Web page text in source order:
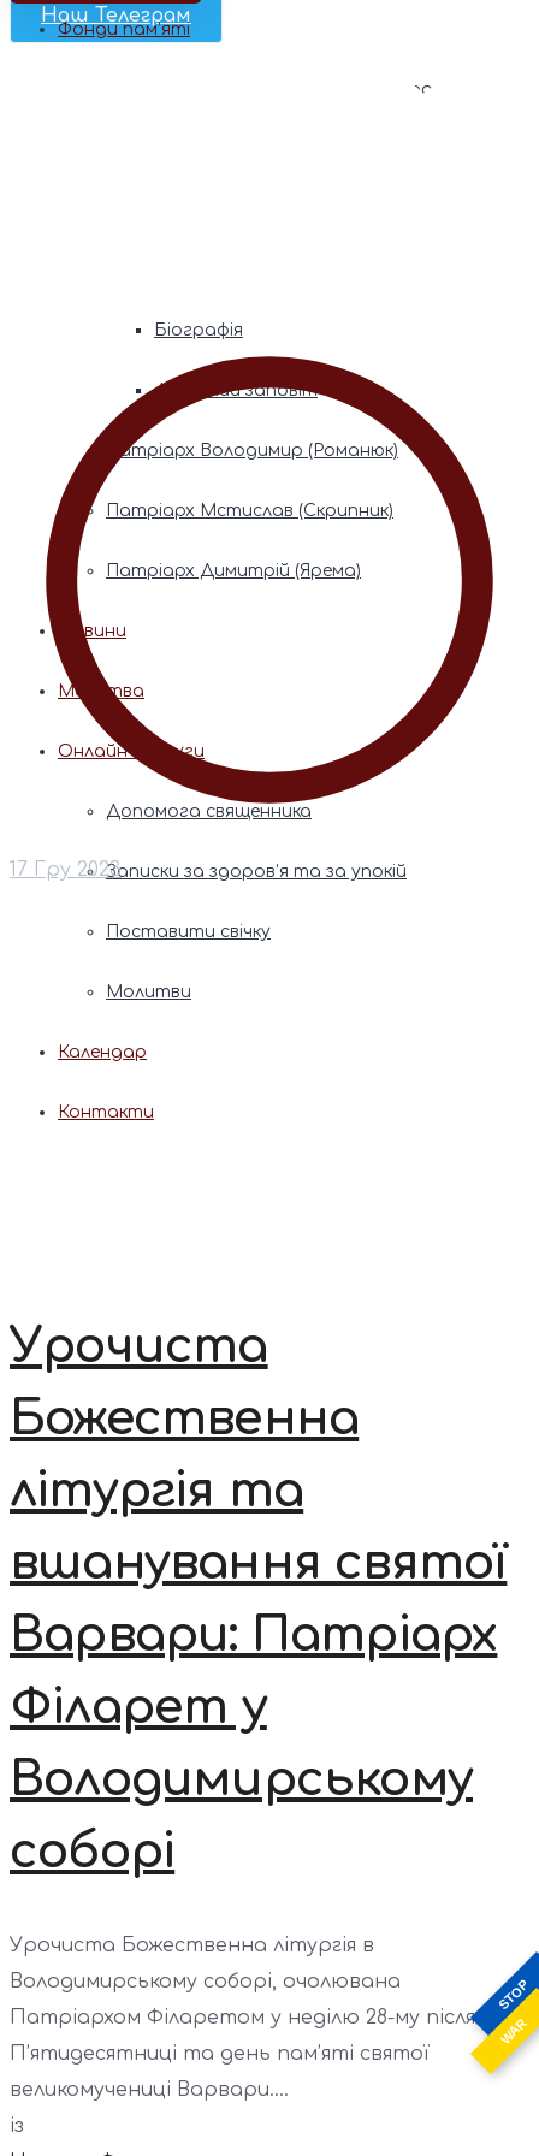
STOP
WAR
Наш Телеграм
Фонди пам’яті
Митрополита Володимира (Сабодана)
Біографія
Духовний заповіт
Патріарх Володимир (Романюк)
Патріарх Мстислав (Скрипник)
Патріарх Димитрій (Ярема)
Новини
Молитва
Онлайн послуги
Допомога священника
Записки за здоров’я та за упокій
Поставити свічку
Молитви
Календар
Контакти
17 Гру 2023
Урочиста
Божественна
літургія та
вшанування святої
Варвари: Патріарх
Філарет у
Володимирському
соборі
Урочиста Божественна літургія в
Володимирському соборі, очолювана
Патріархом Філаретом у неділю 28-му після
П’ятидесятниці та день пам’яті святої
великомучениці Варвари....
із